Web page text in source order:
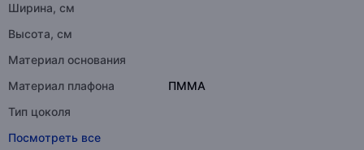
Ширина, см
Высота, см
Материал основания
Материал плафона
ПММА
Тип цоколя
Посмотреть все